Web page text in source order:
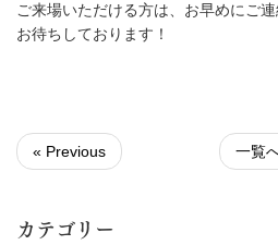
ご来場いただける方は、お早めにご連
お待ちしております！
« Previous 一覧
カテゴリー